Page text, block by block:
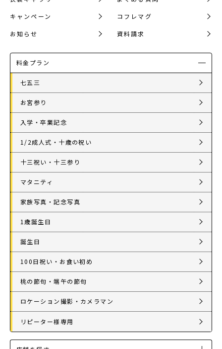
キャンペーン コフレマグ
お知らせ 資料請求
料金プラン
七五三
お宮参り
入学・卒業記念
1/2成人式・十歳の祝い
十三祝い・十三参り
マタニティ
家族写真・記念写真
1歳誕生日
誕生日
100日祝い・お食い初め
桃の節句・端午の節句
ロケーション撮影・カメラマン
リピーター様専用